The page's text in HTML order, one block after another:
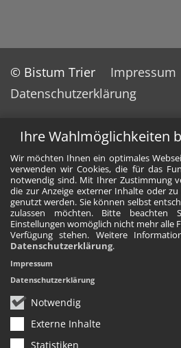
Ihre Wahlmöglichkeiten
Wir möchten Ihnen ein optimales
verwenden wir Cookies, die für das
notwendig sind. Mit Ihrer Zustimmung
die zur Anzeige externer Inhalte oder
genutzt werden. Sie können selbst
zulassen möchten. Bitte beachten
Einstellungen womöglich nicht mehr alle
Verfügung stehen. Weitere
Datenschutzerklärung.
Notwendig
Externe Inhalte
Statistiken
Impressum
Datenschutzerklärung
© Bistum Trier
Impressum
Datenschutzerklärung